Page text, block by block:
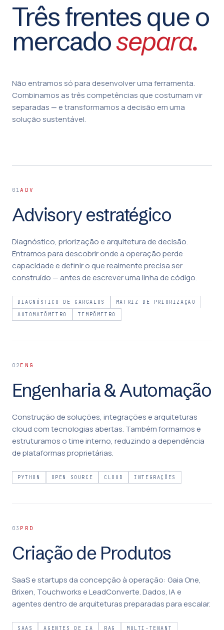
Três frentes que o
mercadosepara.
Não entramos só para desenvolver uma ferramenta.
Combinamos as três competências que costumam vir
separadas — e transformamos a decisão em uma
solução sustentável.
01ADV
Advisory estratégico
Diagnóstico, priorização e arquitetura de decisão.
Entramos para descobrir onde a operação perde
capacidade e definir o que realmente precisa ser
construído — antes de escrever uma linha de código.
DIAGNÓSTICO DE GARGALOS
MATRIZ DE PRIORIZAÇÃO
AUTOMATÔMETRO
TEMPÔMETRO
02 ENG
Engenharia & Automação
Construção de soluções, integrações e arquiteturas
cloud com tecnologias abertas. Também formamos e
estruturamos o time interno, reduzindo a dependência
de plataformas proprietárias.
PYTHON OPEN SOURCE CLOUD INTEGRAÇÕES
03 PRD
Criação de Produtos
SaaS e startups da concepção à operação: Gaia One,
Brixen, Touchworks e LeadConverte. Dados, IA e
agentes dentro de arquiteturas preparadas para escalar.
SAAS AGENTES DE IA RAG MULTI-TENANT